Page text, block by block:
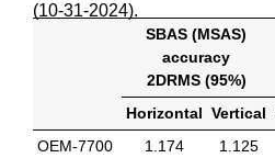
(10-31-2024).
SBAS (MSAS)
accuracy
2DRMS (95%)
Horizontal Vertical
OEM-7700
1.174 1.125